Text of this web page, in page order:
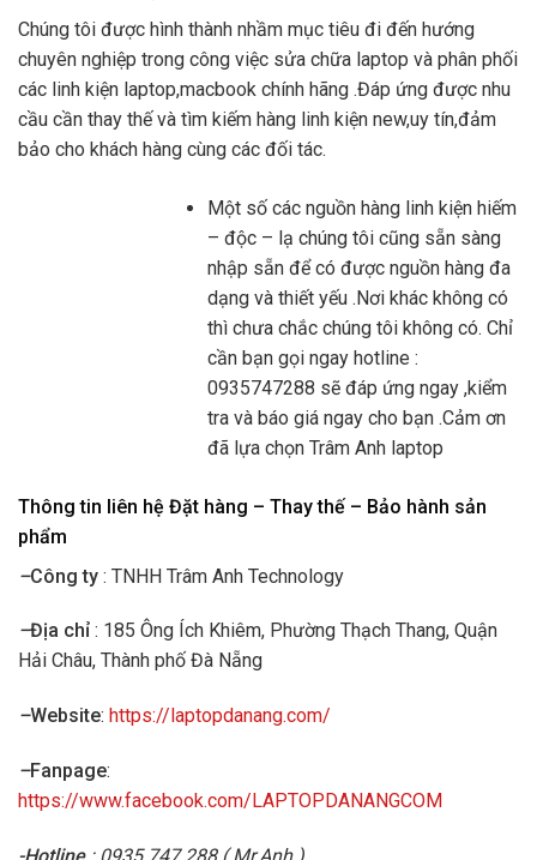
Chúng tôi được hình thành nhầm mục tiêu đi đến hướng
chuyên nghiệp trong công việc sửa chữa laptop và phân phối
các linh kiện laptop,macbook chính hãng .Đáp ứng được nhu
cầu cần thay thế và tìm kiếm hàng linh kiện new,uy tín,đảm
bảo cho khách hàng cùng các đối tác.
Một số các nguồn hàng linh kiện hiếm
– độc – lạ chúng tôi cũng sẵn sàng
nhập sẵn để có được nguồn hàng đa
dạng và thiết yếu .Nơi khác không có
thì chưa chắc chúng tôi không có. Chỉ
cần bạn gọi ngay hotline :
0935747288 sẽ đáp ứng ngay ,kiểm
tra và báo giá ngay cho bạn .Cảm ơn
đã lựa chọn Trâm Anh laptop
Thông tin liên hệ Đặt hàng – Thay thế – Bảo hành sản
phẩm
–Công ty : TNHH Trâm Anh Technology
–Địa chỉ : 185 Ông Ích Khiêm, Phường Thạch Thang, Quận
Hải Châu, Thành phố Đà Nẵng
–Website: https://laptopdanang.com/
–Fanpage:
https://www.facebook.com/LAPTOPDANANGCOM